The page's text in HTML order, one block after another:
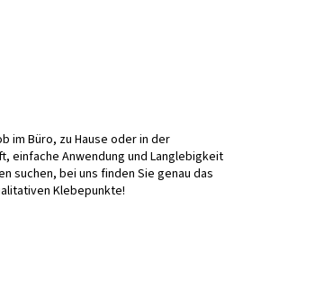
im Büro, zu Hause oder in der
einfache Anwendung und Langlebigkeit
suchen, bei uns finden Sie genau das
Klebepunkte!